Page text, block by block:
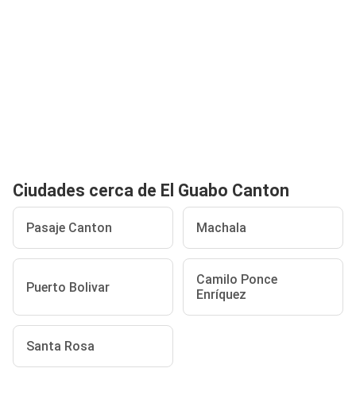
Ciudades cerca de El Guabo Canton
Pasaje Canton Machala
Puerto Bolivar
Camilo Ponce
Enríquez
Santa Rosa